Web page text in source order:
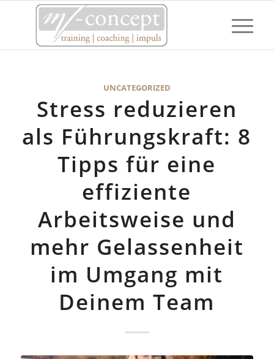
UNCATEGORIZED
Stress reduzieren
als Führungskraft: 8
Tipps für eine
effiziente
Arbeitsweise und
mehr Gelassenheit
im Umgang mit
Deinem Team